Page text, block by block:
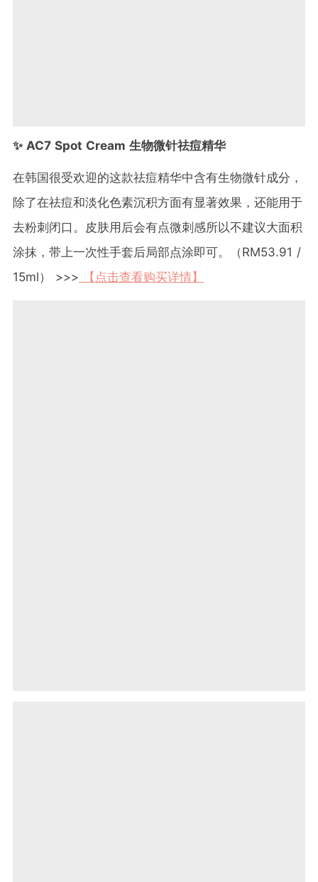
✨ AC7 Spot Cream 生物微针祛痘精华
在韩国很受欢迎的这款祛痘精华中含有生物微针成分，
除了在祛痘和淡化色素沉积方面有显著效果，还能用于
去粉刺闭口。皮肤用后会有点微刺感所以不建议大面积
涂抹，带上一次性手套后局部点涂即可。（RM53.91 /
15ml） >>> 【点击查看购买详情】